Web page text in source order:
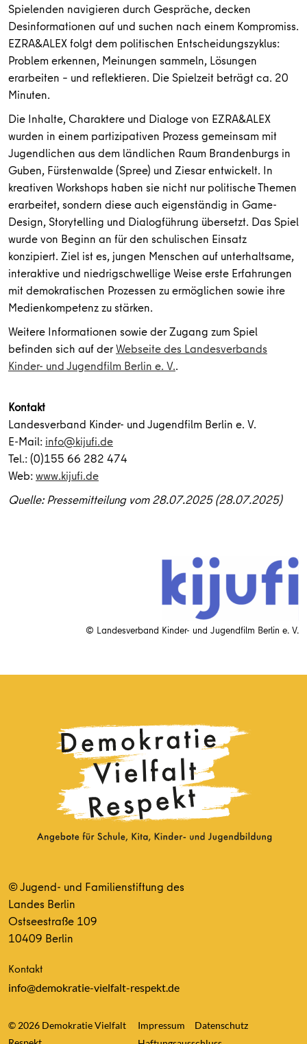
Spielenden navigieren durch Gespräche, decken
Desinformationen auf und suchen nach einem Kompromiss.
EZRA&ALEX folgt dem politischen Entscheidungszyklus:
Problem erkennen, Meinungen sammeln, Lösungen
erarbeiten – und reflektieren. Die Spielzeit beträgt ca. 20
Minuten.
Die Inhalte, Charaktere und Dialoge von EZRA&ALEX
wurden in einem partizipativen Prozess gemeinsam mit
Jugendlichen aus dem ländlichen Raum Brandenburgs in
Guben, Fürstenwalde (Spree) und Ziesar entwickelt. In
kreativen Workshops haben sie nicht nur politische Themen
erarbeitet, sondern diese auch eigenständig in Game-
Design, Storytelling und Dialogführung übersetzt. Das Spiel
wurde von Beginn an für den schulischen Einsatz
konzipiert. Ziel ist es, jungen Menschen auf unterhaltsame,
interaktive und niedrigschwellige Weise erste Erfahrungen
mit demokratischen Prozessen zu ermöglichen sowie ihre
Medienkompetenz zu stärken.
Weitere Informationen sowie der Zugang zum Spiel
befinden sich auf derWebseite des Landesverbands
Kinder- und Jugendfilm Berlin e. V..
Kontakt
Landesverband Kinder- und Jugendfilm Berlin e. V.
E-Mail: info@kijufi.de
Tel.: (0)155 66 282 474
Web:www.kijufi.de
Quelle: Pressemitteilung vom 28.07.2025 (28.07.2025)
© Landesverband Kinder- und Jugendfilm Berlin e. V.
© Jugend- und Familienstiftung des
Landes Berlin
Ostseestraße 109
10409 Berlin
Kontakt
info@demokratie-vielfalt-respekt.de
© 2026 Demokratie Vielfalt
Impressum
Datenschutz